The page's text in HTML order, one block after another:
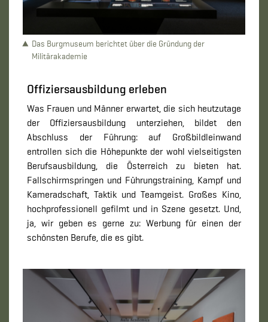
Das Burgmuseum berichtet über die Gründung der
Militärakademie
Offiziersausbildung erleben
Was Frauen und Männer erwartet, die sich heutzutage
der Offiziersausbildung unterziehen, bildet den
Abschluss der Führung: auf Großbildleinwand
entrollen sich die Höhepunkte der wohl vielseitigsten
Berufsausbildung, die Österreich zu bieten hat.
Fallschirmspringen und Führungstraining, Kampf und
Kameradschaft, Taktik und Teamgeist. Großes Kino,
hochprofessionell gefilmt und in Szene gesetzt. Und,
ja, wir geben es gerne zu: Werbung für einen der
schönsten Berufe, die es gibt.